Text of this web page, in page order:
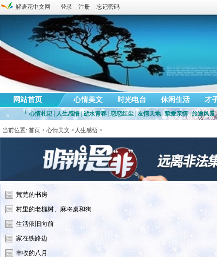
登录 注册 忘记密码
解语花中文网
心情美文 时光电台 休闲生活 才
网站首页
└心情札记 人生感悟 |逝水青春 恋恋红尘 友情天地 挚爱亲情 |旅途风景
当前位置: 首页 > 心情美文 > 人生感悟 >
荒芜的书房
村里的老槐树、麻将桌和狗
生活依旧向前
家在铁路边
丰收的八月